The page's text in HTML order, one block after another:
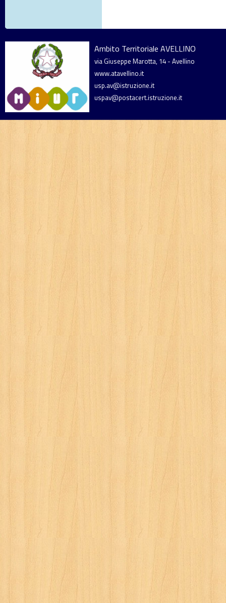
Ambito Territoriale AVELLINO
via Giuseppe Marotta, 14 - Avellino
www.atavellino.it
usp.av@istruzione.it
uspav@postacert.istruzione.it